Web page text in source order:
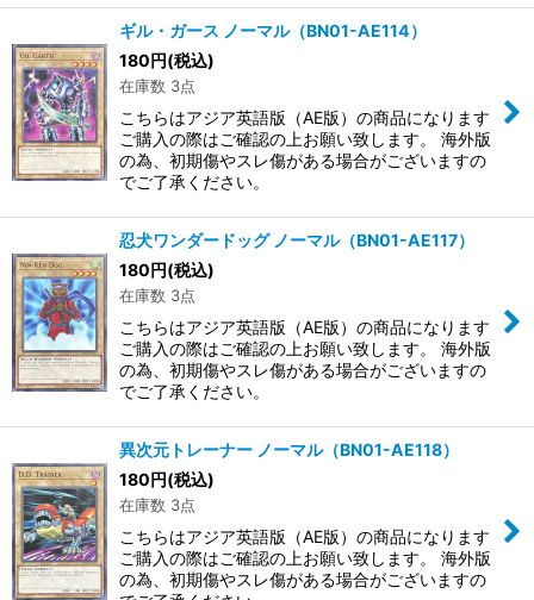
ギル・ガース ノーマル（BN01-AE114）
180円(税込)
在庫数 3点
こちらはアジア英語版（AE版）の商品になります
ご購入の際はご確認の上お願い致します。 海外版
の為、初期傷やスレ傷がある場合がございますの
でご了承ください。
忍犬ワンダードッグ ノーマル（BN01-AE117）
180円(税込)
在庫数 3点
こちらはアジア英語版（AE版）の商品になります
ご購入の際はご確認の上お願い致します。 海外版
の為、初期傷やスレ傷がある場合がございますの
でご了承ください。
異次元トレーナー ノーマル（BN01-AE118）
180円(税込)
在庫数 3点
こちらはアジア英語版（AE版）の商品になります
ご購入の際はご確認の上お願い致します。 海外版
の為、初期傷やスレ傷がある場合がございますの